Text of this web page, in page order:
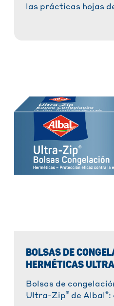
las prácticas hojas
BOLSAS DE
HERMÉTICAS
Bolsas de
Ultra-Zip® de Albal ®: